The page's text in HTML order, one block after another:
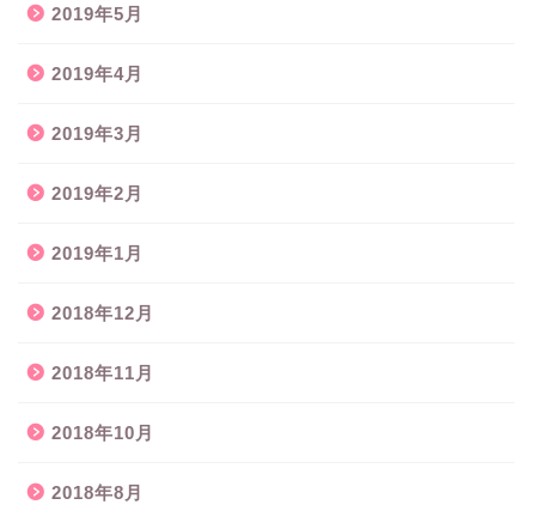
2019年5月
2019年4月
2019年3月
2019年2月
2019年1月
2018年12月
2018年11月
2018年10月
2018年8月